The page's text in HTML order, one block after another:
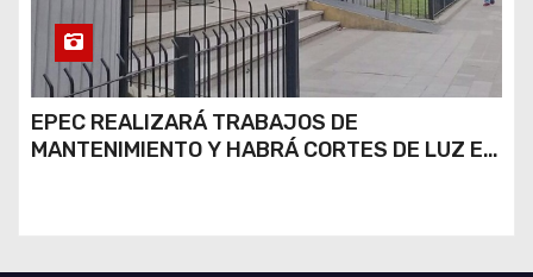
EPEC REALIZARÁ TRABAJOS DE
MANTENIMIENTO Y HABRÁ CORTES DE LUZ EN